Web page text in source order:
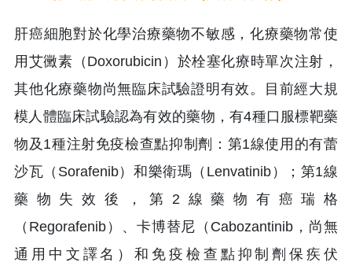
肝癌細胞對於化學治療藥物不敏感，化療藥物常使
用艾黴素（Doxorubicin）於栓塞化療時單次注射，
其他化療藥物尚無臨床試驗證明有效。目前經大規
模人體臨床試驗認為有效的藥物，有4種口服標靶藥
物及1種注射免疫檢查點抑制劑：第1線使用的有蕾
沙瓦（Sorafenib）和樂衛瑪（Lenvatinib）；第1線
藥物失效後，第2線藥物有癌瑞格
（Regorafenib）、卡博替尼（Cabozantinib，尚無
通用中文譯名）和免疫檢查點抑制劑保疾伏